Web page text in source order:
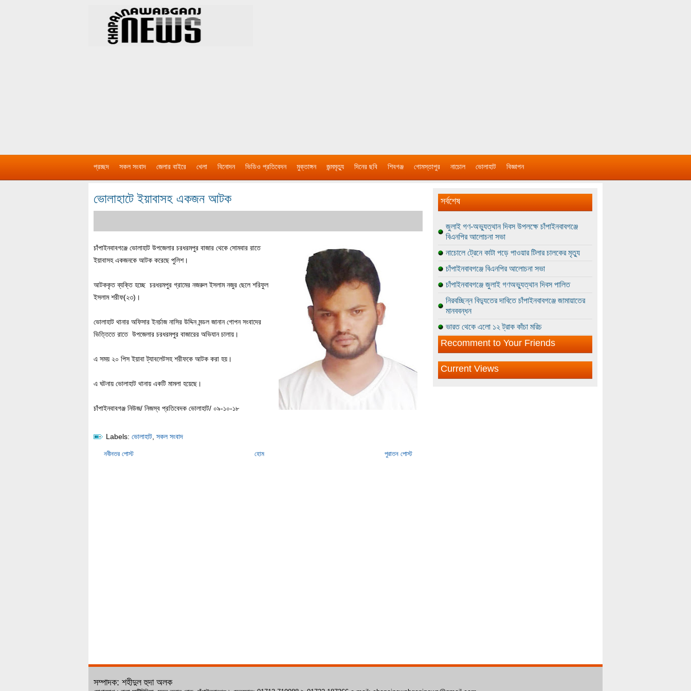
প্রচ্ছদ সকল সংবাদ জেলার বাইরে খেলা বিনোদন ভিডিও প্রতিবেদন মুক্তাঙ্গন জন্মমৃত্যু দিনের ছবি শিবগঞ্জ গোমস্তাপুর নাচোল ভোলাহাট বিজ্ঞাপন
ভোলাহাটে ইয়াবাসহ একজন আটক
চাঁপাইনবাবগঞ্জে ভোলাহাট উপজেলার চরধরমপুর বাজার থেকে সোমবার রাতে
ইয়াবাসহ একজনকে আটক করেছে পুলিশ।
আটককৃত ব্যক্তি হচ্ছে চরধরমপুর গ্রামের নজরুল ইসলাম নজুর ছেলে শরিফুল
ইসলাম শরীফ(২৩)।
ভোলাহাট থানার অফিসার ইনর্চাজ নাসির উদ্দিন মন্ডল জানান গোপন সংবাদের
ভিত্তিতে রাতে উপজেলার চরধরমপুর বাজারের অভিযান চালায়।
এ সময় ২০ পিস ইয়াবা ট্যাবলেটসহ শরীফকে আটক করা হয়।
এ ঘটনায় ভোলাহাট থানায় একটি মামলা হয়েছে।
চাঁপাইনবাবগঞ্জ নিউজ/ নিজস্ব প্রতিবেদক ভোলাহাট/ ০৯-১০-১৮
Labels: ভোলাহাট সকল সংবাদ
নবীনতর পোস্ট পুরাতন পোস্ট
হোম
সর্বশেষ
জুলাই গণ-অভ্যুত্থান দিবস উপলক্ষে চাঁপাইনবাবগঞ্জে
বিএনপির আলোচনা সভা
নাচোলে ট্রেনে কাটা পড়ে পাওয়ার টিলার চালকের মৃত্যু
চাঁপাইনবাবগঞ্জে বিএনপির আলোচনা সভা
চাঁপাইনবাবগঞ্জে জুলাই গণঅভ্যুত্থান দিবস পালিত
নিরবচ্ছিন্ন বিদ্যুতের দাবিতে চাঁপাইনবাবগঞ্জে জামায়াতের
মানববন্ধন
ভারত থেকে এলো ১২ ট্রাক কাঁচা মরিচ
Recomment to Your Friends
Current Views
সম্পাদক: শহীদুল হুদা অলক